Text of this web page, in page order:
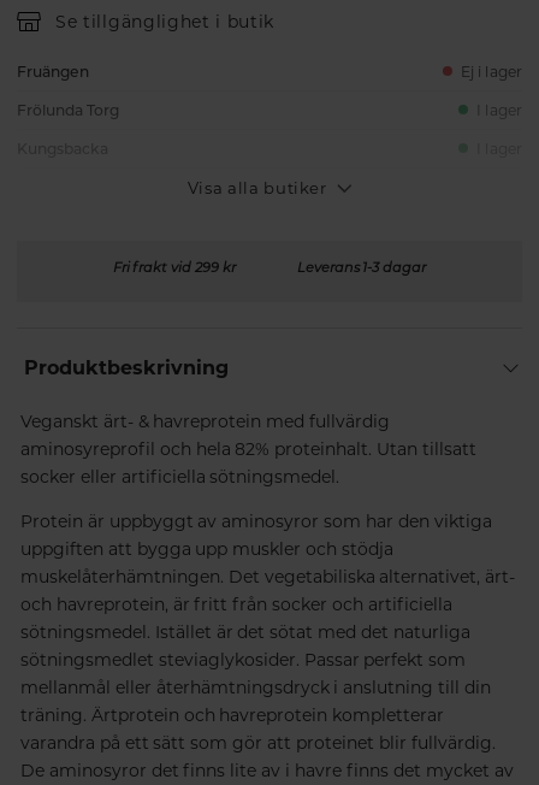
Se tillgänglighet i butik
Fruängen Ej i lager
Frölunda Torg I lager
Visa alla butiker
Fri frakt vid 299 kr Leverans 1-3 dagar
Produktbeskrivning
Veganskt ärt- & havreprotein med fullvärdig
aminosyreprofil och hela 82% proteinhalt. Utan tillsatt
socker eller artificiella sötningsmedel.
Protein är uppbyggt av aminosyror som har den viktiga
uppgiften att bygga upp muskler och stödja
muskelåterhämtningen. Det vegetabiliska alternativet, ärt-
och havreprotein, är fritt från socker och artificiella
sötningsmedel. Istället är det sötat med det naturliga
sötningsmedlet steviaglykosider. Passar perfekt som
mellanmål eller återhämtningsdryck i anslutning till din
träning. Ärtprotein och havreprotein kompletterar
varandra på ett sätt som gör att proteinet blir fullvärdig.
De aminosyror det finns lite av i havre finns det mycket av